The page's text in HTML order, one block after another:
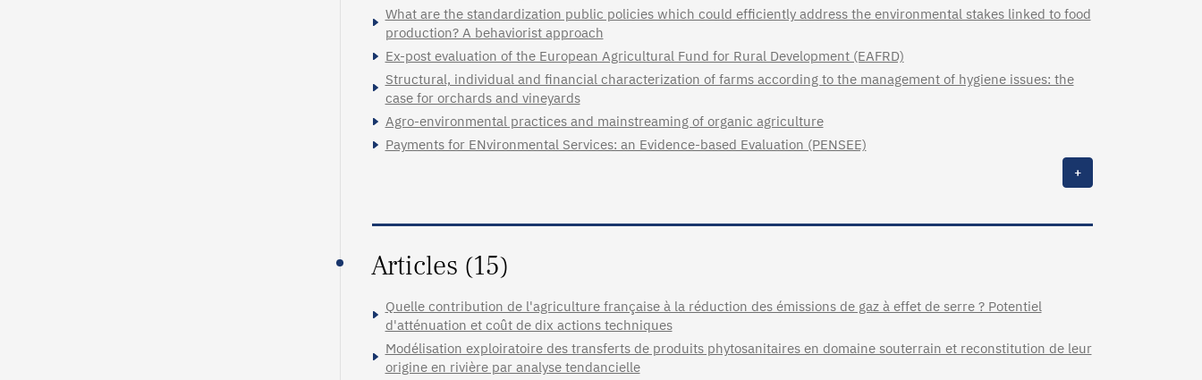
What are the standardization public policies which could efficiently address the environmental stakes linked to food
production? A behaviorist approach
Ex-post evaluation of the European Agricultural Fund for Rural Development (EAFRD)
Structural, individual and financial characterization of farms according to the management of hygiene issues: the
case for orchards and vineyards
Agro-environmental practices and mainstreaming of organic agriculture
Payments for ENvironmental Services: an Evidence-based Evaluation (PENSEE)
+
Articles (15)
Quelle contribution de l'agriculture française à la réduction des émissions de gaz à effet de serre ? Potentiel
d'atténuation et coût de dix actions techniques
Modélisation exploiratoire des transferts de produits phytosanitaires en domaine souterrain et reconstitution de leur
origine en rivière par analyse tendancielle